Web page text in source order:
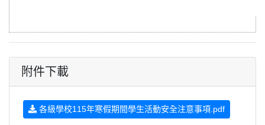
附件下載
各級學校115年寒假期間學生活動安全注意事項.pdf